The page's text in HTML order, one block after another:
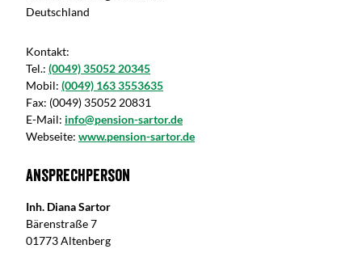
Deutschland
Kontakt:
Tel.: (0049) 35052 20345
Mobil: (0049) 163 3553635
Fax: (0049) 35052 20831
E-Mail: info@pension-sartor.de
Webseite: www.pension-sartor.de
Ansprechperson
Inh. Diana Sartor
Bärenstraße 7
01773 Altenberg